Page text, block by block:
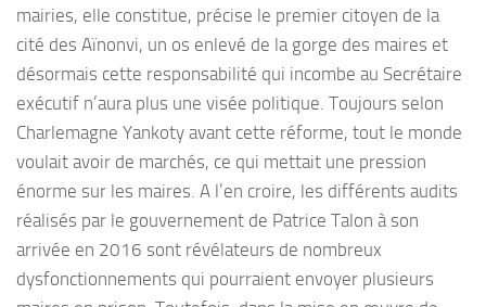
mairies, elle constitue, précise le premier citoyen de la
cité des Aïnonvi, un os enlevé de la gorge des maires et
désormais cette responsabilité qui incombe au Secrétaire
exécutif n’aura plus une visée politique. Toujours selon
Charlemagne Yankoty avant cette réforme, tout le monde
voulait avoir de marchés, ce qui mettait une pression
énorme sur les maires. A l’en croire, les différents audits
réalisés par le gouvernement de Patrice Talon à son
arrivée en 2016 sont révélateurs de nombreux
dysfonctionnements qui pourraient envoyer plusieurs